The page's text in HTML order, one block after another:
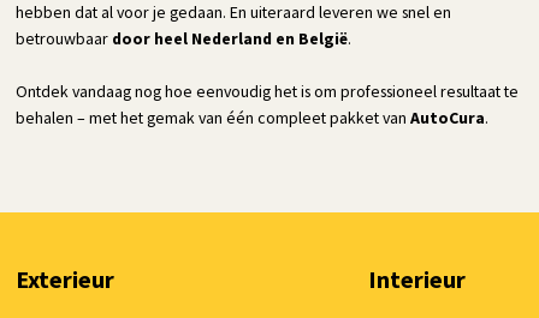
hebben dat al voor je gedaan. En uiteraard leveren we snel en
betrouwbaar door heel Nederland en België.
Ontdek vandaag nog hoe eenvoudig het is om professioneel resultaat te
behalen – met het gemak van één compleet pakket vanAutoCura.
Exterieur Interieur